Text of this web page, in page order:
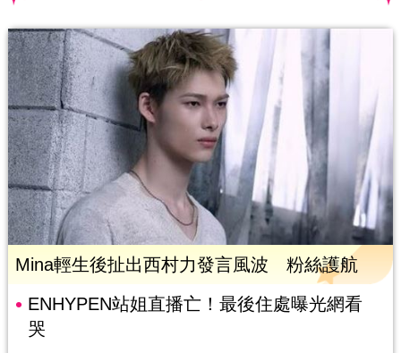
Mina輕生後扯出西村力發言風波 粉絲護航
ENHYPEN站姐直播亡！最後住處曝光網看
哭